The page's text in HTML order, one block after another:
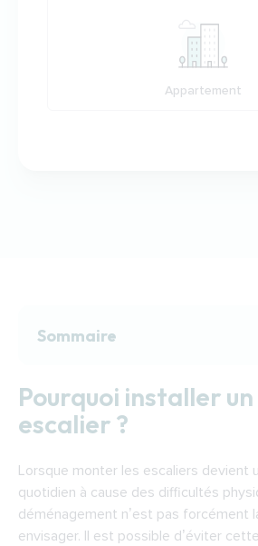
Appartement
Sommaire
Quel monte-escalier choisir ?
Le fonctionnement d’un
Périgueux
Trouver un installateur de
Périgueux
Pourquoi installer
escalier ?
Lorsque monter les escaliers devient
quotidien à cause des difficultés
déménagement n’est pas forcément
envisager. Il est possible d’éviter